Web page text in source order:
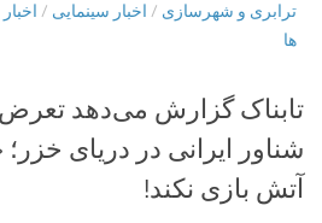
ترابری و شهرسازی / اخبار سینمایی /
ها
تابناک گزارش می‌دهد تعرض
شناور ایرانی در دریای
آتش بازی نکند!